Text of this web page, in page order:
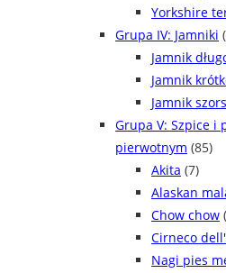
Yorkshire
Grupa IV: Jamniki
Jamnik
Jamnik
Jamnik
Grupa V: Szpice i
pierwotnym (85)
Akita (7)
Alaskan
Chow chow
Cirneco
Nagi pies